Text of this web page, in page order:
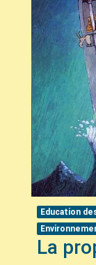
Education
La